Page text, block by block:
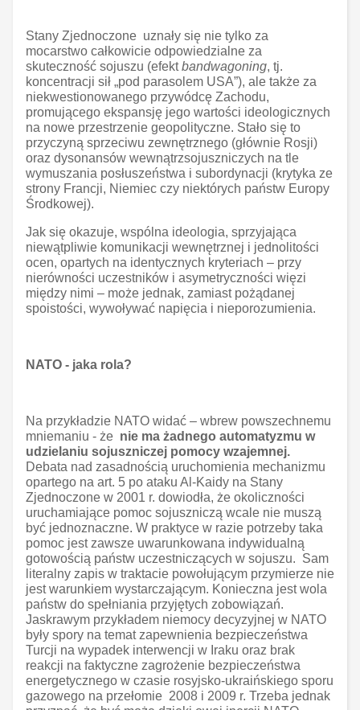
Stany Zjednoczone uznały się nie tylko za
mocarstwo całkowicie odpowiedzialne za
skuteczność sojuszu (efektbandwagoning, tj.
koncentracji sił „pod parasolem USA”), ale także za
niekwestionowanego przywódcę Zachodu,
promującego ekspansję jego wartości ideologicznych
na nowe przestrzenie geopolityczne. Stało się to
przyczyną sprzeciwu zewnętrznego (głównie Rosji)
oraz dysonansów wewnątrzsojuszniczych na tle
wymuszania posłuszeństwa i subordynacji (krytyka ze
strony Francji, Niemiec czy niektórych państw Europy
Środkowej).
Jak się okazuje, wspólna ideologia, sprzyjająca
niewątpliwie komunikacji wewnętrznej i jednolitości
ocen, opartych na identycznych kryteriach – przy
nierówności uczestników i asymetryczności więzi
między nimi – może jednak, zamiast pożądanej
spoistości, wywoływać napięcia i nieporozumienia.
NATO - jaka rola?
Na przykładzie NATO widać – wbrew powszechnemu
mniemaniu - że nie ma żadnego automatyzmu w
udzielaniu sojuszniczej pomocy wzajemnej.
Debata nad zasadnością uruchomienia mechanizmu
opartego na art. 5 po ataku Al-Kaidy na Stany
Zjednoczone w 2001 r. dowiodła, że okoliczności
uruchamiające pomoc sojuszniczą wcale nie muszą
być jednoznaczne. W praktyce w razie potrzeby taka
pomoc jest zawsze uwarunkowana indywidualną
gotowością państw uczestniczących w sojuszu. Sam
literalny zapis w traktacie powołującym przymierze nie
jest warunkiem wystarczającym. Konieczna jest wola
państw do spełniania przyjętych zobowiązań.
Jaskrawym przykładem niemocy decyzyjnej w NATO
były spory na temat zapewnienia bezpieczeństwa
Turcji na wypadek interwencji w Iraku oraz brak
reakcji na faktyczne zagrożenie bezpieczeństwa
energetycznego w czasie rosyjsko-ukraińskiego sporu
gazowego na przełomie 2008 i 2009 r. Trzeba jednak